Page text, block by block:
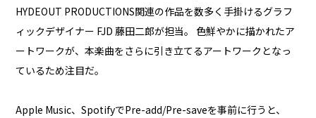
HYDEOUT PRODUCTIONS関連の作品を数多く手掛けるグラフ
ィックデザイナー FJD 藤田二郎が担当。 色鮮やかに描かれたア
ートワークが、本楽曲をさらに引き立てるアートワークとなっ
ているため注目だ。
Apple Music、SpotifyでPre-add/Pre-saveを事前に行うと、